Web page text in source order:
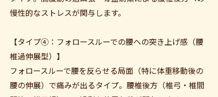
慢性的なストレスが関与します。
【タイプ④：フォロースルーでの腰への突き上げ感（腰
椎過伸展型）】
フォロースルーで腰を反らせる局面（特に体重移動後の
腰の伸展）で痛みが出るタイプ。腰椎後方（椎弓・椎間